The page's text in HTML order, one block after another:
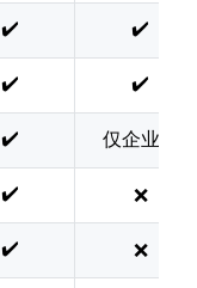
✔️ ✔️
✔️ ✔️
✔️ 仅企业版
✔️ ❌
✔️ ❌